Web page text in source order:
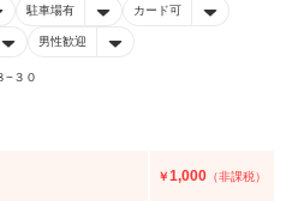
駐車場有 カード可
男性歓迎
−３０
￥1,000 （非課税）